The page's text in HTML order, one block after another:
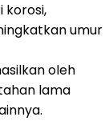
korosi,
umur
oleh
lama